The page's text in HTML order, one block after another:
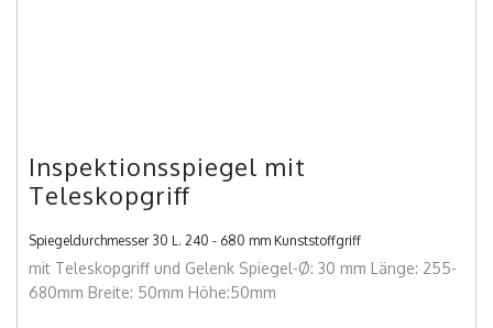
Inspektionsspiegel mit
Teleskopgriff
Spiegeldurchmesser 30 L. 240 - 680 mm Kunststoffgriff
mit Teleskopgriff und Gelenk Spiegel-Ø: 30 mm Länge: 255-
680mm Breite: 50mm Höhe:50mm